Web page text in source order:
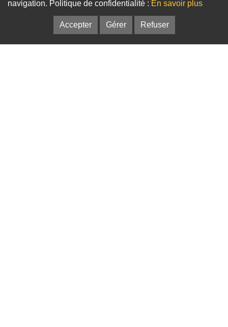
navigation. Politique de confidentialité : En savoir plus
Accepter Gérer Refuser